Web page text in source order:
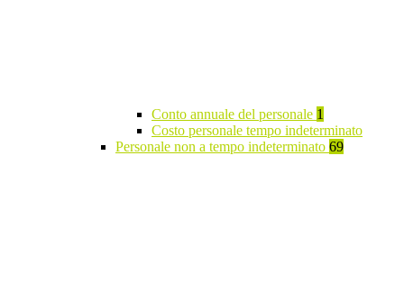
Conto annuale del personale 1
Costo personale tempo indeterminato
Personale non a tempo indeterminato 69